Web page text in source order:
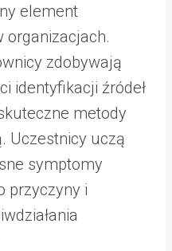
element
organizacjach.
zdobywają
identyfikacji źródeł
metody
Uczestnicy uczą
symptomy
przyczyny i